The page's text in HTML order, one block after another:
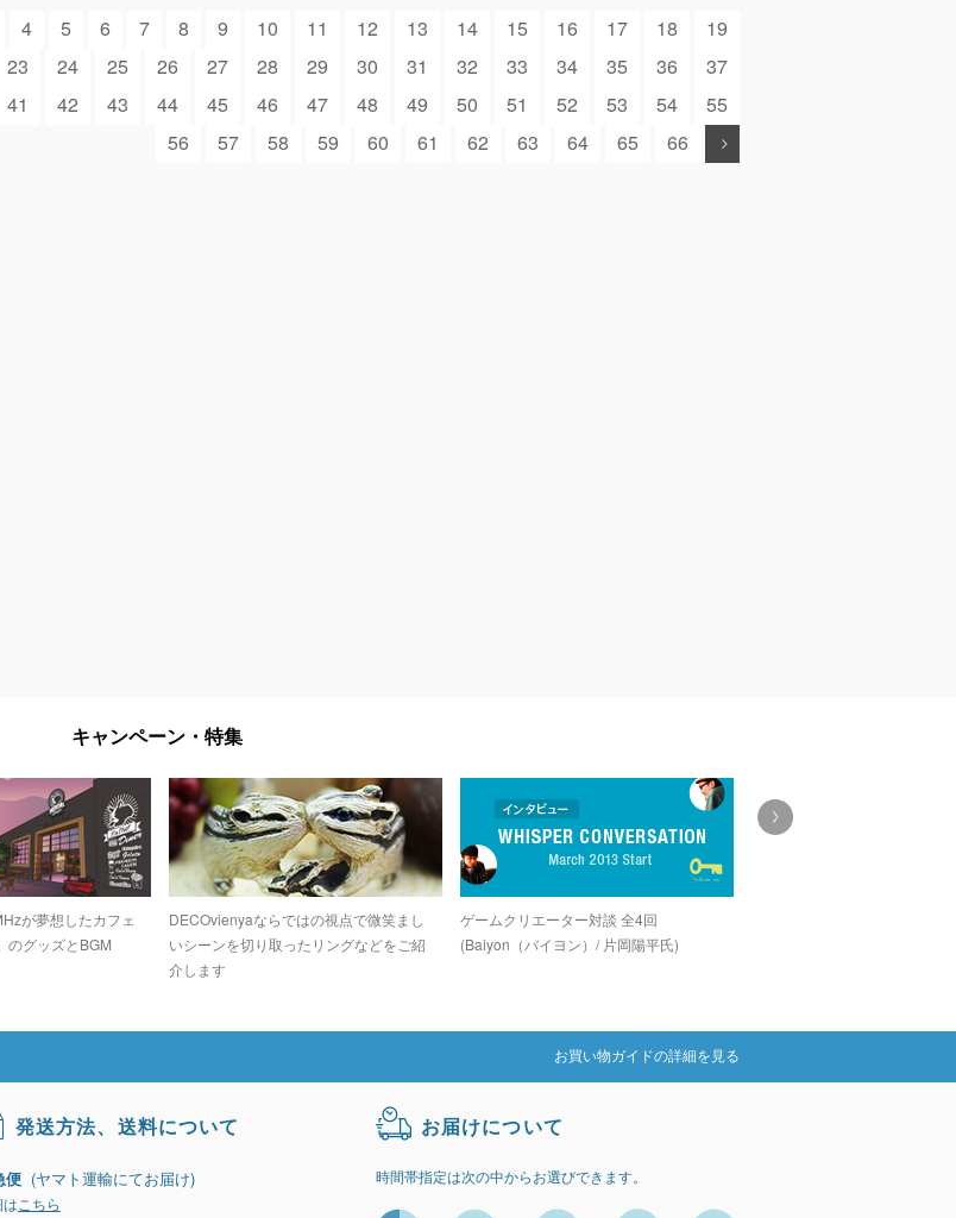
4 5 6 7 8 9 10 11 12 13 14 15 16 17 18
19
23 24 25 26 27 28 29 30 31 32 33 34 35 36
37
41 42 43 44 45 46 47 48 49 50 51 52 53 54
55
56
57 58 59 60 61 62 63 64 65 66
キャンペーン・特集
が夢想したカフェ
のグッズとBGM
DECOvienyaならではの視点で微笑まし
いシーンを切り取ったリングなどをご紹
介します
ゲームクリエーター対談 全4回
(Baiyon（バイヨン）/ 片岡陽平氏)
お買い物ガイドの詳細を見る
発送方法、送料について
便 (ヤマト運輸にてお届け)
は こちら
お届けについて
時間帯指定は次の中からお選びできます。